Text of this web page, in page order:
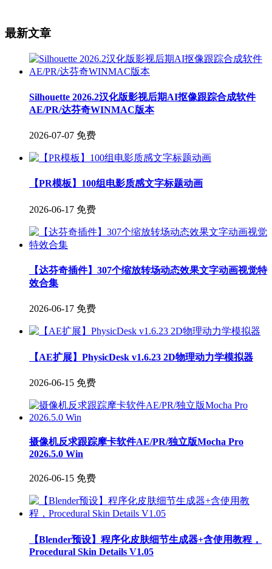
最新文章
Silhouette 2026.2汉化版影视后期AI抠像跟踪合成软件
AE/PR/达芬奇WINMAC版本
2026-07-07 免费
【PR模板】100组电影质感文字标题动画
2026-06-17 免费
【达芬奇插件】307个缩放转场动态效果文字动画视觉特
效合集
2026-06-17 免费
【AE扩展】PhysicDesk v1.6.23 2D物理动力学模拟器
2026-06-15 免费
摄像机反求跟踪摩卡软件AE/PR/独立版Mocha Pro
2026.5.0 Win
2026-06-15 免费
【Blender预设】程序化皮肤细节生成器+含使用教程，
Procedural Skin Details V1.05